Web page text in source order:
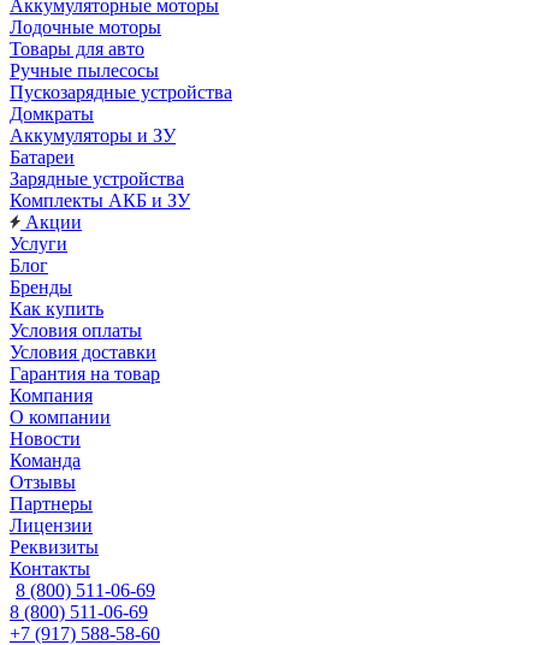
Аккумуляторные моторы
Лодочные моторы
Товары для авто
Ручные пылесосы
Пускозарядные устройства
Домкраты
Аккумуляторы и ЗУ
Батареи
Зарядные устройства
Комплекты АКБ и ЗУ
Акции
Услуги
Блог
Бренды
Как купить
Условия оплаты
Условия доставки
Гарантия на товар
Компания
О компании
Новости
Команда
Отзывы
Партнеры
Лицензии
Реквизиты
Контакты
8 (800) 511-06-69
8 (800) 511-06-69
+7 (917) 588-58-60